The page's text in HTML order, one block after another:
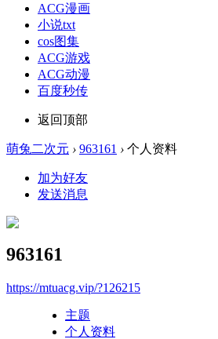
ACG漫画
小说txt
cos图集
ACG游戏
ACG动漫
百度秒传
返回顶部
萌兔二次元 › 963161 › 个人资料
加为好友
发送消息
963161
https://mtuacg.vip/?126215
主题
个人资料